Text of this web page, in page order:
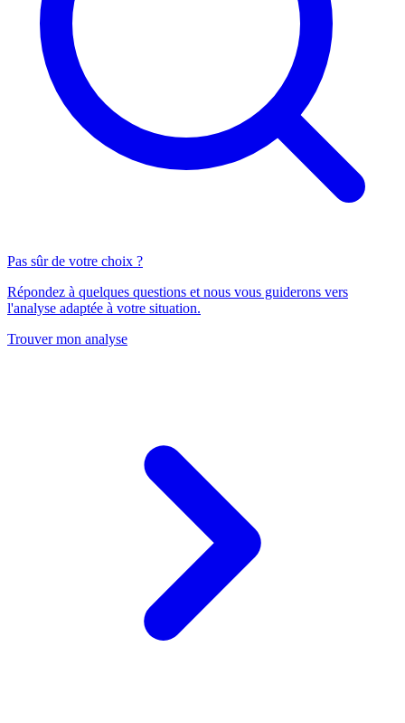
Pas sûr de votre choix ?
Répondez à quelques questions et nous vous guiderons vers
l'analyse adaptée à votre situation.
Trouver mon analyse